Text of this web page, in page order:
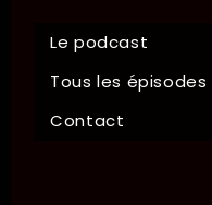
Le podcast
Tous les épisodes
Contact